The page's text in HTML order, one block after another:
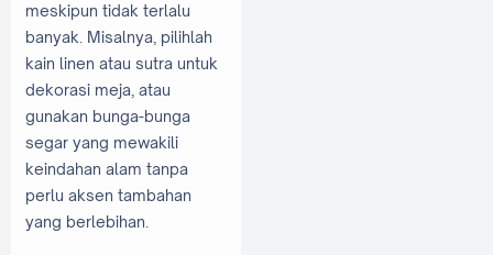
meskipun tidak terlalu
banyak. Misalnya, pilihlah
kain linen atau sutra untuk
dekorasi meja, atau
gunakan bunga-bunga
segar yang mewakili
keindahan alam tanpa
perlu aksen tambahan
yang berlebihan.